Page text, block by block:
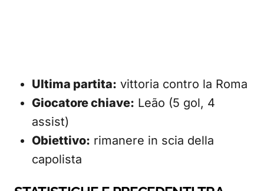
Ultima partita: vittoria contro la Roma
Giocatore chiave: Leão (5 gol, 4
assist)
Obiettivo: rimanere in scia della
capolista